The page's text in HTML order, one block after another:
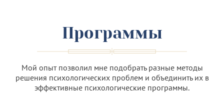
Программы
Мой опыт позволил мне подобрать разные методы
решения психологических проблем и объединить их в
эффективные психологические программы.